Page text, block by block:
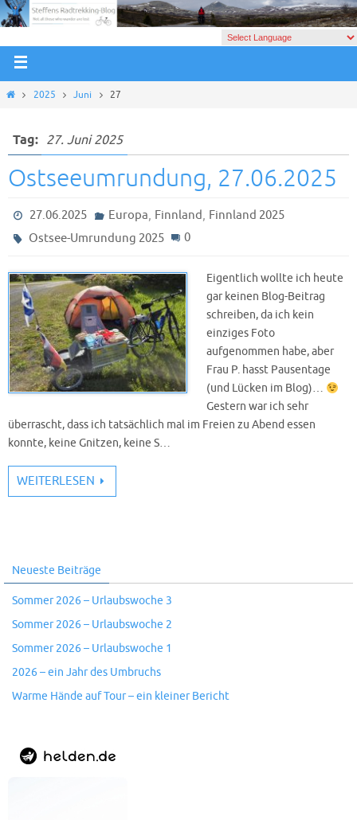
2025 Juni 27
Tag: 27. Juni 2025
Ostseeumrundung, 27.06.2025
27.06.2025 Europa, Finnland, Finnland 2025
Ostsee-Umrundung 2025
0
Eigentlich wollte ich heute
gar keinen Blog-Beitrag
schreiben, da ich kein
einziges Foto
aufgenommen habe, aber
Frau P. hasst Pausentage
(und Lücken im Blog)…
Gestern war ich sehr
überrascht, dass ich tatsächlich mal im Freien zu Abend essen
konnte, keine Gnitzen, keine S…
WEITERLESEN
Neueste Beiträge
Sommer 2026 – Urlaubswoche 3
Sommer 2026 – Urlaubswoche 2
Sommer 2026 – Urlaubswoche 1
2026 – ein Jahr des Umbruchs
Warme Hände auf Tour – ein kleiner Bericht